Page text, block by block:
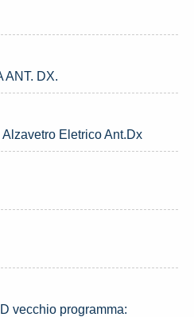
ANT. DX.
Eletrico Ant.Dx
vecchio programma: